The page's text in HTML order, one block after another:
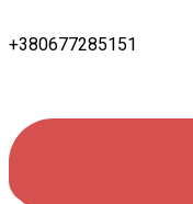
+380677285151